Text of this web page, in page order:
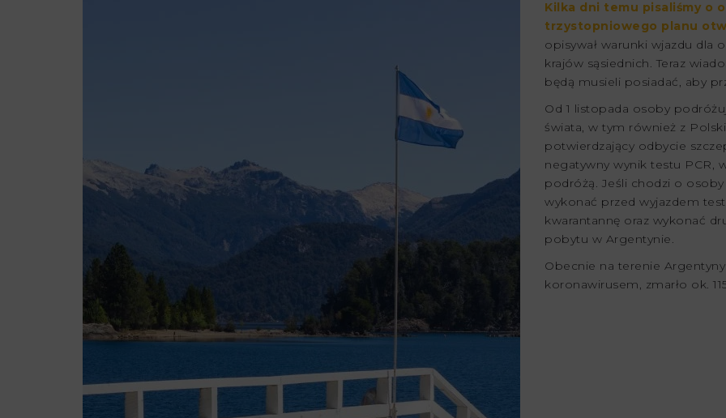
Kilka dni temu pisaliśmy o
trzystopniowego planu
opisywał warunki wjazdu dla
krajów sąsiednich. Teraz
będą musieli posiadać, aby
Od 1 listopada osoby
świata, w tym również z
potwierdzający odbycie
negatywny wynik testu PCR,
podróżą. Jeśli chodzi o
wykonać przed wyjazdem
kwarantannę oraz wykonać
pobytu w Argentynie.
Obecnie na terenie
koronawirusem, zmarło ok.